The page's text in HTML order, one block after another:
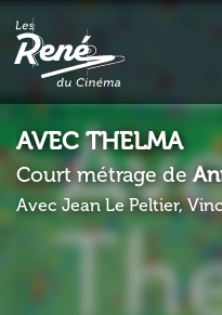
AVEC THELMA
Court métrage de
Avec Jean Le Peltier,